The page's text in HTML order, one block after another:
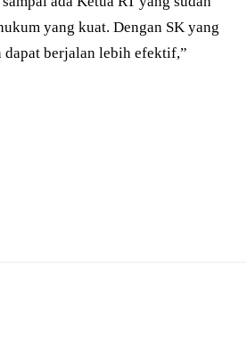
yang kuat. Dengan SK yang
berjalan lebih efektif,”